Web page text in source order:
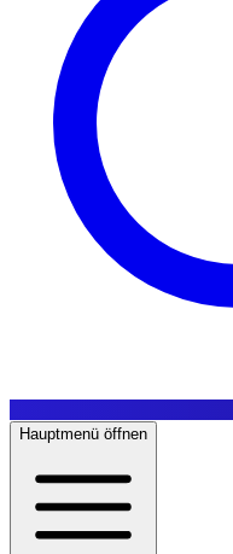
Hauptmenü öffnen